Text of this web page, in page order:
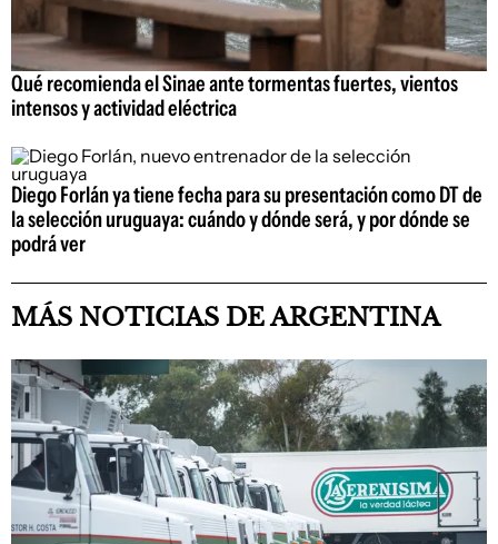
Qué recomienda el Sinae ante tormentas fuertes, vientos
intensos y actividad eléctrica
Diego Forlán ya tiene fecha para su presentación como DT de
la selección uruguaya: cuándo y dónde será, y por dónde se
podrá ver
MÁS NOTICIAS DE ARGENTINA